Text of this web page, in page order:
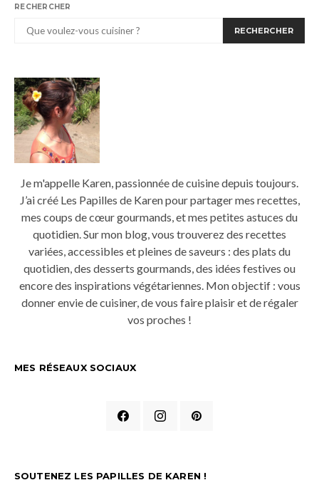
RECHERCHER
RECHERCHER
Je m'appelle Karen, passionnée de cuisine depuis toujours.
J’ai créé Les Papilles de Karen pour partager mes recettes,
mes coups de cœur gourmands, et mes petites astuces du
quotidien. Sur mon blog, vous trouverez des recettes
variées, accessibles et pleines de saveurs : des plats du
quotidien, des desserts gourmands, des idées festives ou
encore des inspirations végétariennes. Mon objectif : vous
donner envie de cuisiner, de vous faire plaisir et de régaler
vos proches !
MES RÉSEAUX SOCIAUX
SOUTENEZ LES PAPILLES DE KAREN !